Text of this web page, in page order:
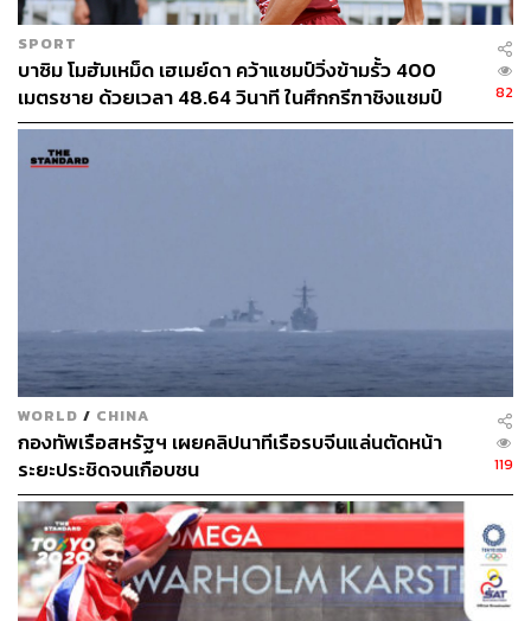
SPORT
บาซิม โมฮัมเหม็ด เฮเมย์ดา คว้าแชมป์วิ่งข้ามรั้ว 400
เมตรชาย ด้วยเวลา 48.64 วินาที ในศึกกรีฑาชิงแชมป์
เอเชีย
82
WORLD / CHINA
กองทัพเรือสหรัฐฯ เผยคลิปนาทีเรือรบจีนแล่นตัดหน้า
ระยะประชิดจนเกือบชน
119